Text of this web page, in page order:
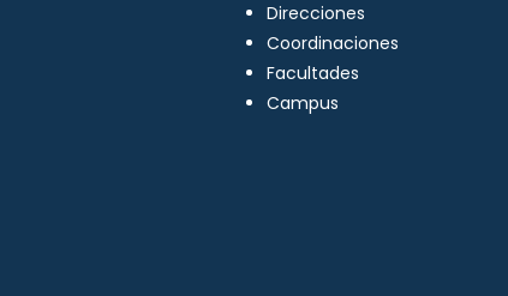
Direcciones
Coordinaciones
Facultades
Campus